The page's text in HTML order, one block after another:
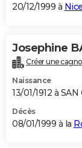
20/12/1999 à Nice
Josephine
Créer une
Naissance
13/01/1912 à
Décès
08/01/1999 à la